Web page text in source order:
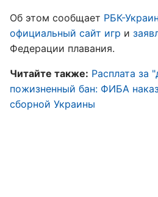
Об этом сообщает РБК-
официальный сайт игр и
Федерации плавания.
Читайте также: Расплата за
пожизненный бан: ФИБА
сборной Украины